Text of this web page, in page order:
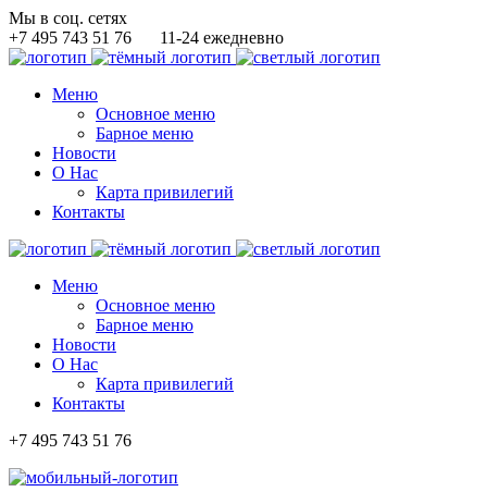
Мы в соц. сетях
+7 495 743 51 76
11-24 ежедневно
Меню
Основное меню
Барное меню
Новости
О Нас
Карта привилегий
Контакты
Меню
Основное меню
Барное меню
Новости
О Нас
Карта привилегий
Контакты
+7 495 743 51 76